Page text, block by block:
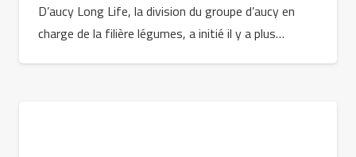
D’aucy Long Life, la division du groupe d’aucy en
charge de la filière légumes, a initié il y a plus…